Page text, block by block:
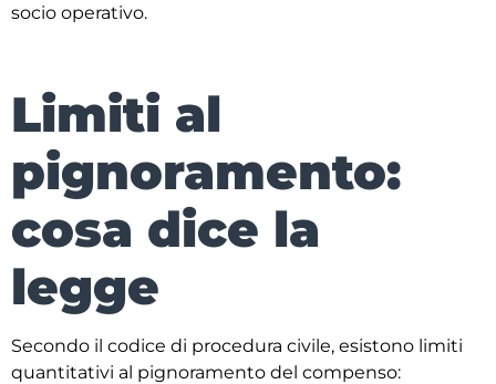
socio operativo.
Limiti al
pignoramento:
cosa dice la
legge
Secondo il codice di procedura civile, esistono limiti
quantitativi al pignoramento del compenso: